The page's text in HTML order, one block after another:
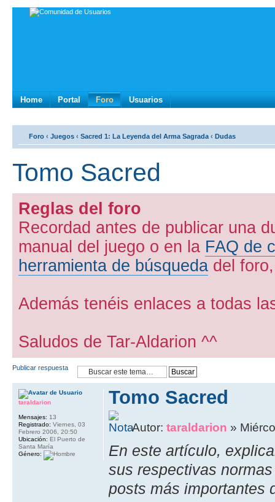
Home Portal Foro Usuarios
Foro ‹ Juegos ‹ Sacred 1: La Leyenda del Arma Sagrada ‹ Dudas
Tomo Sacred
Reglas del foro
Recordad antes de publicar una
manual del juego o en la FAQ de
herramienta de búsqueda del
Además tenéis enlaces a todas
Saludos de Tar-Aldarion ^^
Publicar respuesta
Tomo Sacred
Autor:taraldarion »
En este artí­culo,
sus respectivas
posts más importantes
taraldarion
Mensajes: 13
Registrado: Viernes, 03
Febrero 2006, 20:50
Ubicación: El Puerto de
Santa María
Género: